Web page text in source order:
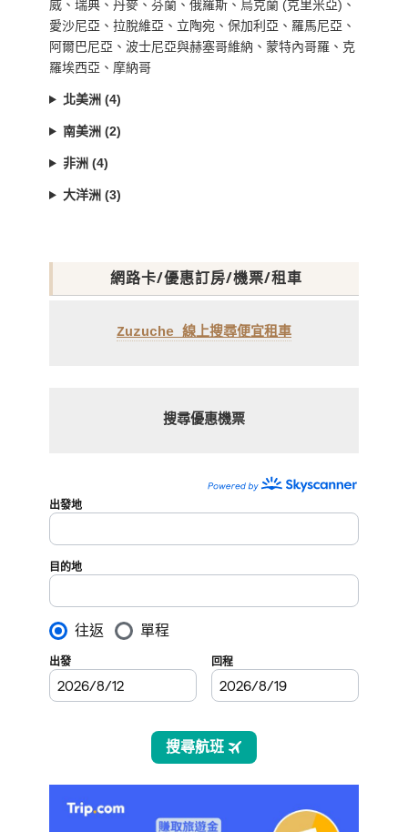
威、瑞典、丹麥、芬蘭、俄羅斯、烏克蘭 (克里米亞)、
愛沙尼亞、拉脫維亞、立陶宛、保加利亞、羅馬尼亞、
阿爾巴尼亞、波士尼亞與赫塞哥維納、蒙特內哥羅、克
羅埃西亞、摩納哥
北美洲 (4)
南美洲 (2)
非洲 (4)
大洋洲 (3)
網路卡/優惠訂房/機票/租車
Zuzuche 線上搜尋便宜租車
搜尋優惠機票